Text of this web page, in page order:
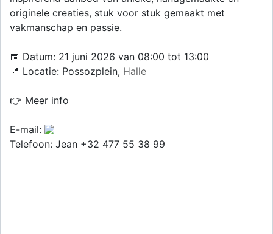
originele creaties, stuk voor stuk gemaakt met
vakmanschap en passie.
📅 Datum: 21 juni 2026 van 08:00 tot 13:00
📍 Locatie: Possozplein, Halle
👉 Meer info
E-mail:
Telefoon: Jean +32 477 55 38 99